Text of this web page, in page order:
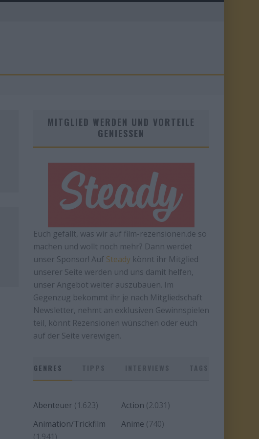
MITGLIED WERDEN UND VORTEILE
GENIESSEN
Euch gefällt, was wir auf film-rezensionen.de so
machen und wollt noch mehr? Dann werdet
unser Sponsor! Auf Steady könnt ihr Mitglied
unserer Seite werden und uns damit helfen,
unser Angebot weiter auszubauen. Im
Gegenzug bekommt ihr je nach Mitgliedschaft
Newsletter, nehmt an exklusiven Gewinnspielen
teil, könnt Rezensionen wünschen oder euch
auf der Seite verewigen.
GENRES
Abenteuer (1.623) Action (2.031)
Animation/Trickfilm
(1.941)
Anime (740)